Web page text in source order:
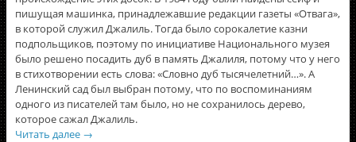
пишущая машинка, принадлежавшие редакции газеты «Отвага»,
в которой служил Джалиль. Тогда было сорокалетие казни
подпольщиков, поэтому по инициативе Национального музея
было решено посадить дуб в память Джалиля, потому что у него
в стихотворении есть слова: «Словно дуб тысячелетний…». А
Ленинский сад был выбран потому, что по воспоминаниям
одного из писателей там было, но не сохранилось дерево,
которое сажал Джалиль.
Читать далее →